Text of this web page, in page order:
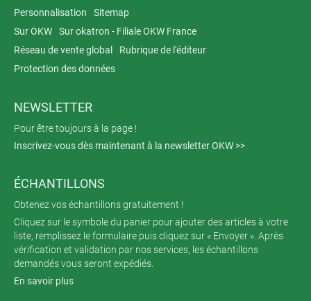
Personnalisation
Sitemap
Sur OKW
Sur okatron - Filiale OKW France
Réseau de vente global
Rubrique de l'éditeur
Protection des données
NEWSLETTER
Pour être toujours à la page !
Inscrivez-vous dès maintenant à la newsletter OKW >>
ÉCHANTILLONS
Obtenez vos échantillons gratuitement !
Cliquez sur le symbole du panier pour ajouter des articles à votre
liste, remplissez le formulaire puis cliquez sur « Envoyer ». Après
vérification et validation par nos services, les échantillons
demandés vous seront expédiés.
En savoir plus